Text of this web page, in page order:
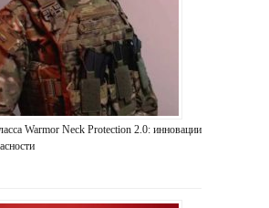
Warmor Neck Protection 2.0: инновации